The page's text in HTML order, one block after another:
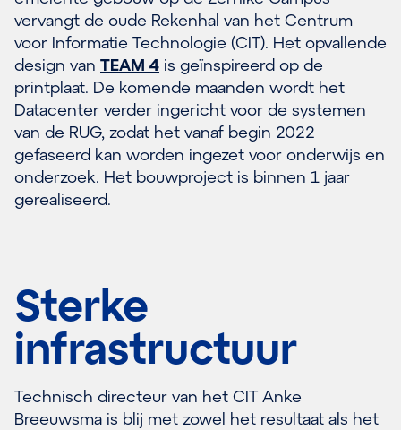
vervangt de oude Rekenhal van het Centrum
voor Informatie Technologie (CIT). Het opvallende
design van TEAM 4 is geïnspireerd op de
printplaat. De komende maanden wordt het
Datacenter verder ingericht voor de systemen
van de RUG, zodat het vanaf begin 2022
gefaseerd kan worden ingezet voor onderwijs en
onderzoek. Het bouwproject is binnen 1 jaar
gerealiseerd.
Sterke
infrastructuur
Technisch directeur van het CIT Anke
Breeuwsma is blij met zowel het resultaat als het